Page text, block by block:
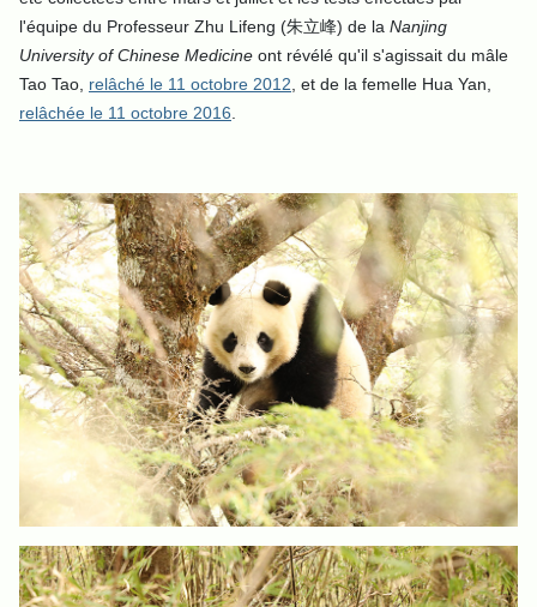
l'équipe du Professeur Zhu Lifeng (朱立峰) de la Nanjing
University of Chinese Medicine ont révélé qu'il s'agissait du mâle
Tao Tao, relâché le 11 octobre 2012 , et de la femelle Hua Yan,
relâchée le 11 octobre 2016